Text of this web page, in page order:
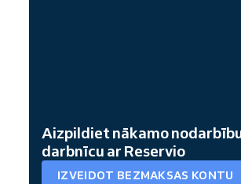
Aizpildiet nākamo
darbnīcu ar Reservio
IZVEIDOT BEZMAKSAS KONTU